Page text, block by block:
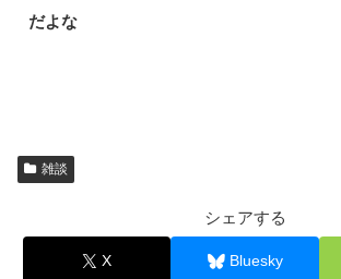
だよな
雑談
シェアする
X Bluesky